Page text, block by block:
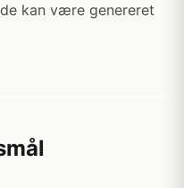
kan være genereret